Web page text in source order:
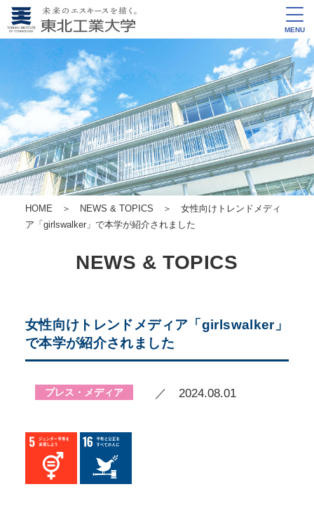
MENU
HOME ＞ NEWS & TOPICS ＞ 女性向けトレンドメディ
ア「girlswalker」で本学が紹介されました
NEWS & TOPICS
女性向けトレンドメディア「girlswalker」
で本学が紹介されました
プレス・メディア ／ 2024.08.01